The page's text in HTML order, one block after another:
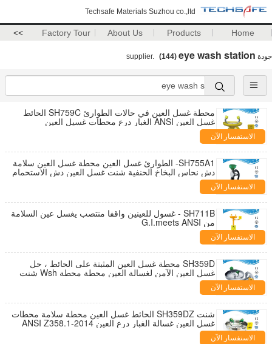
Techsafe Materials Suzhou co.,ltd
Home
Products
About Us
Factory Tour
>>
جودة eye wash station
(144)
محطة غسل العين في حالات الطوارئ SH759C الحائط
غسل العين ANSI الغبار درع محطات غسيل العين
الاستفسار الآن
SH755A1- الطوارئ غسل العين محطة غسل العين سلامة
دش نحاس البخاخ الحنفية شنت غسل العين دش الاستحمام
الاستفسار الآن
SH711B - غسول للعينين واقفا منتصب يغسل عين السلامة
من G.I.meets ANSI
الاستفسار الآن
SH359D محطة غسل العين المثبتة على الحائط ، حل
غسل العين الآمن لغسالة العين محطة محطة Wsh شنت
الجدار مع غطاء الغبارالاستفسار الآن
شنت SH359DZ الحائط غسل العين محطة سلامة محطات
غسل العين غسالة الغبار درع العين ANSI Z358.1-2014
غسالة صحونالاستفسار الآن